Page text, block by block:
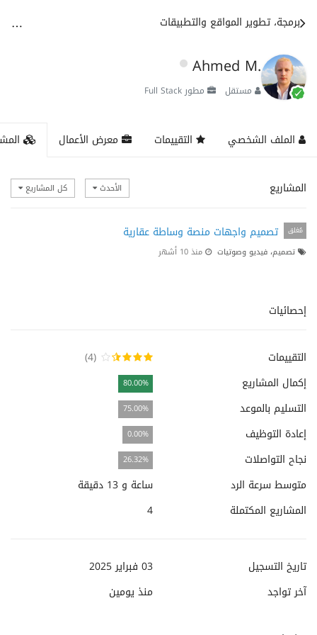
برمجة، تطوير المواقع والتطبيقات
Ahmed M.
مستقل مطور Full Stack
الملف الشخصي التقييمات معرض الأعمال
المشاريع الأحدث كل المشاريع
مُغلق تصميم واجهات منصة وساطة عقارية
تصميم، فيديو وصوتيات منذ 10 أشهر
إحصائيات
التقييمات
(4)
إكمال المشاريع
80.00%
التسليم بالموعد 75.00%
إعادة التوظيف 0.00%
نجاح التواصلات 26.32%
متوسط سرعة الرد
ساعة و 13 دقيقة
المشاريع المكتملة
4
تاريخ التسجيل
03 فبراير 2025
آخر تواجد
منذ يومين